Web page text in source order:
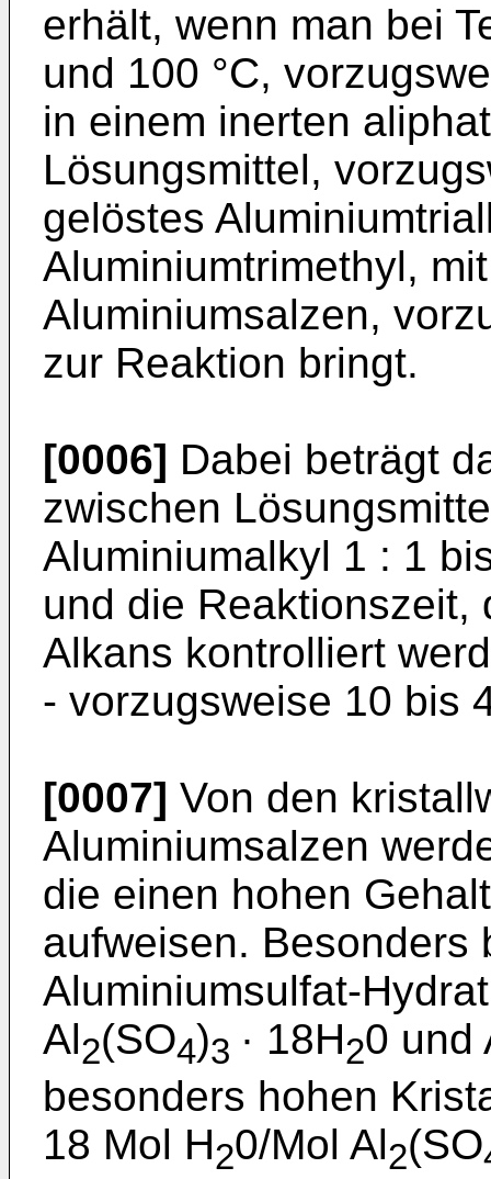
erhält, wenn man bei
und 100 °C,
in einem inerten
Lösungsmittel,
gelöstes
Aluminiumtrimethyl,
Aluminiumsalzen,
zur Reaktion bringt.
[0006] Dabei beträgt
zwischen
Aluminiumalkyl 1 : 1
und die Reaktionszeit,
Alkans kontrolliert
- vorzugsweise 10 bis
[0007] Von den
Aluminiumsalzen
die einen hohen
aufweisen. Besonders
Aluminiumsulfat-
Al2(SO4)3 · 18H20 und
besonders hohen
18 Mol H20/Mol Al2(SO